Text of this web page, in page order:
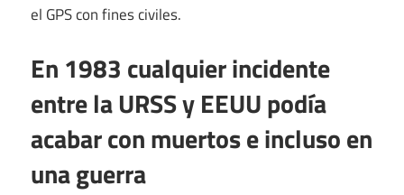
el GPS con fines civiles.
En 1983 cualquier incidente
entre la URSS y EEUU podía
acabar con muertos e incluso en
una guerra